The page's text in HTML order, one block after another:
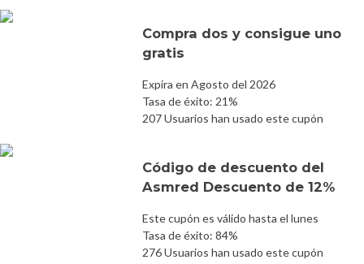
Compra dos y consigue uno
gratis
Expira en Agosto del 2026
Tasa de éxito: 21%
207 Usuarios han usado este cupón
Código de descuento del
Asmred Descuento de 12%
Este cupón es válido hasta el lunes
Tasa de éxito: 84%
276 Usuarios han usado este cupón